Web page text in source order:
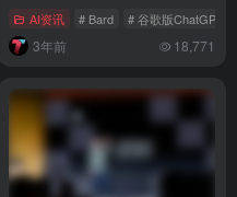
指令AI资讯 # Bard # 谷歌版ChatGPT
3年前 18,771